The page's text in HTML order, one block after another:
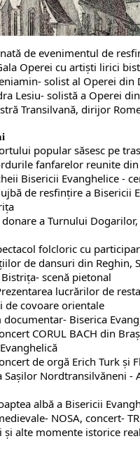
de evenimentul de
Operei cu artiști lirici
solist al Operei
Lesiu- solistă a Operei
Transilvană, dirijor
popular săsesc pe
fanfarelor reunite
Bisericii Evanghelice -
de resfințire a
a Turnului
folcloric cu
de dansuri din Reghin,
scenă pietonal
lucrărilor de
de covoare orientale
Biserica
CORUL BACH din
de orgă Erich Turk și
Saşilor Nordtransilvăneni -
albă a Bisericii
NOSA, concert-
alte momente istorice